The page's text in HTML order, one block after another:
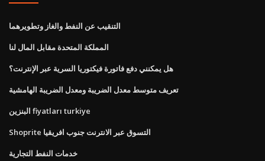
التنقيب عن النفط والغاز وتطويرهما
المملكة المتحدة مقابل المال لنا
هل يمكنني دفع فاتورة فيكتوريا السرية عبر الإنترنت؟
تعريف متوسط ​​معدل الضريبة ومعدل الضريبة الهامشية
البنزين fiyatları turkiye
Shoprite التسوق عبر الانترنت جنوب افريقيا
خدمات النفط التجارية